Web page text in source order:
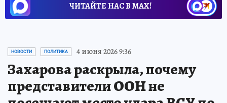
ЧИТАЙТЕ НАС В МАХ!
НОВОСТИ ПОЛИТИКА 4 июня 2026 9:36
Захарова раскрыла, почему
представители ООН не